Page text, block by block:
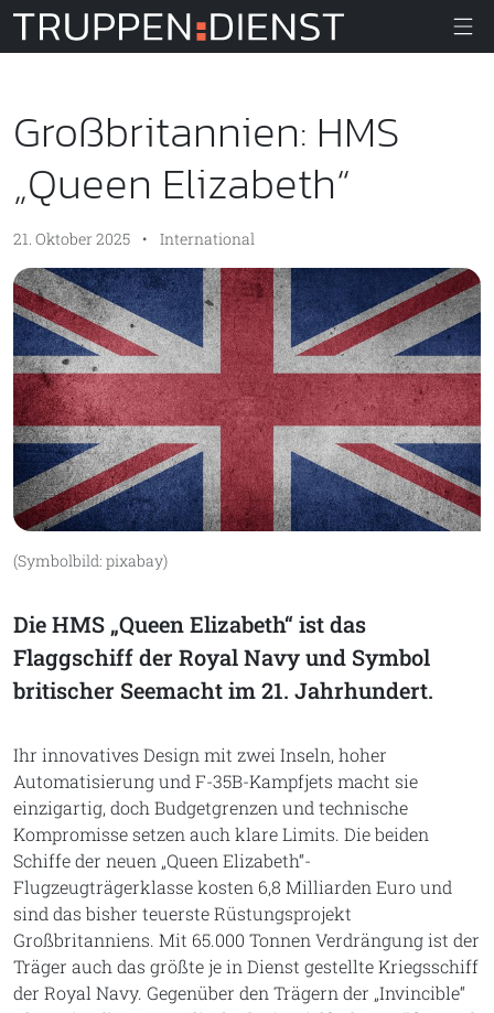
Truppendienst
Großbritannien: HMS
„Queen Elizabeth“
21. Oktober 2025 • International
(Symbolbild: pixabay)
Die HMS „Queen Elizabeth“ ist das
Flaggschiff der Royal Navy und Symbol
britischer Seemacht im 21. Jahrhundert.
Ihr innovatives Design mit zwei Inseln, hoher
Automatisierung und F-35B-Kampfjets macht sie
einzigartig, doch Budgetgrenzen und technische
Kompromisse setzen auch klare Limits. Die beiden
Schiffe der neuen „Queen Elizabeth“-
Flugzeugträgerklasse kosten 6,8 Milliarden Euro und
sind das bisher teuerste Rüstungsprojekt
Großbritanniens. Mit 65.000 Tonnen Verdrängung ist der
Träger auch das größte je in Dienst gestellte Kriegsschiff
der Royal Navy. Gegenüber den Trägern der „Invincible“